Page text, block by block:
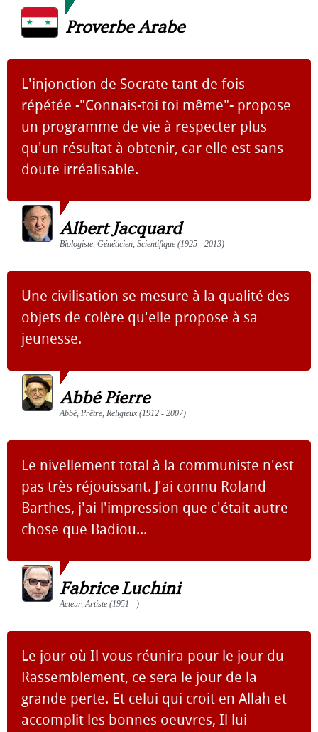
Proverbe Arabe
L'injonction de Socrate tant de fois
répétée -"Connais-toi toi même"- propose
un programme de vie à respecter plus
qu'un résultat à obtenir, car elle est sans
doute irréalisable.
Albert Jacquard
Biologiste, Généticien, Scientifique (1925 - 2013)
Une civilisation se mesure à la qualité des
objets de colère qu'elle propose à sa
jeunesse.
Abbé Pierre
Abbé, Prêtre, Religieux (1912 - 2007)
Le nivellement total à la communiste n'est
pas très réjouissant. J'ai connu Roland
Barthes, j'ai l'impression que c'était autre
chose que Badiou...
Fabrice Luchini
Acteur, Artiste (1951 - )
Le jour où Il vous réunira pour le jour du
Rassemblement, ce sera le jour de la
grande perte. Et celui qui croit en Allah et
accomplit les bonnes oeuvres, Il lui